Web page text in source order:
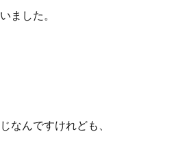
ました。
なんですけれども、